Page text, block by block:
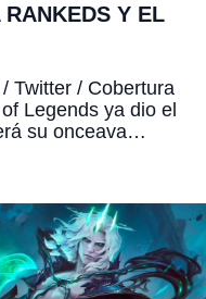
Y EL
Twitter / Cobertura
Legends ya dio el
su onceava
En una
que promete